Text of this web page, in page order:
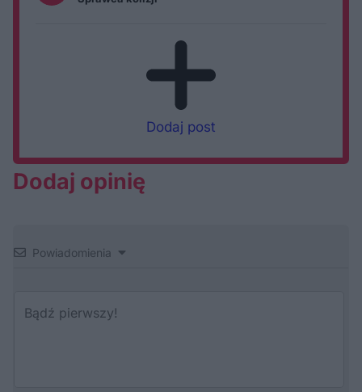
Dodaj post
Dodaj opinię
Powiadomienia